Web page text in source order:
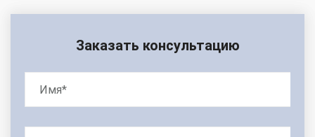
Заказать консультацию